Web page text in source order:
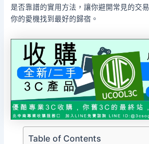
是否靠譜的實用方法，讓你避開常見的交
你的愛機找到最好的歸宿。
Table of Contents